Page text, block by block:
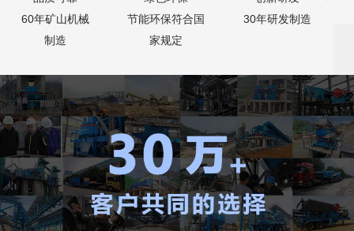
60年矿山机械
制造
节能环保符合国
家规定
30年研发制造